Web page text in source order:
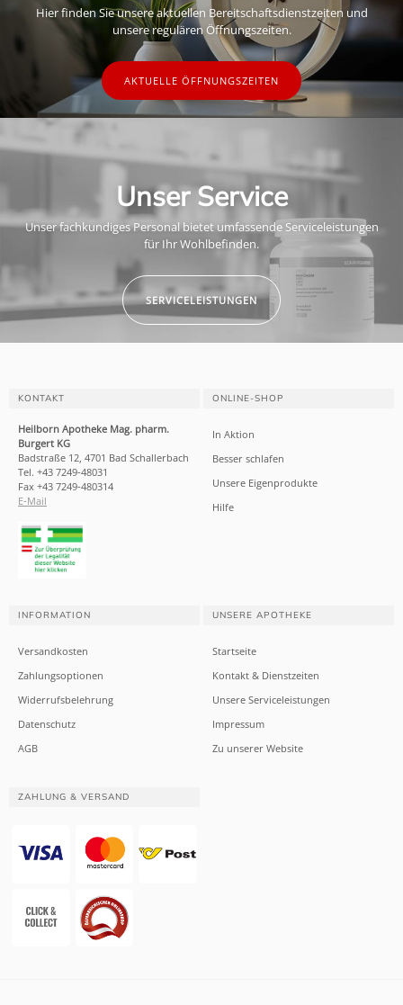
Hier finden Sie unsere aktuellen Bereitschaftsdienstzeiten und
unsere regulären Öffnungszeiten.
AKTUELLE ÖFFNUNGSZEITEN
Unser Service
Unser fachkundiges Personal bietet umfassende Serviceleistungen
für Ihr Wohlbefinden.
SERVICELEISTUNGEN
KONTAKT
Heilborn Apotheke Mag. pharm.
Burgert KG
Badstraße 12, 4701 Bad Schallerbach
Tel. +43 7249-48031
Fax +43 7249-480314
E-Mail
ONLINE-SHOP
In Aktion
Besser schlafen
Unsere Eigenprodukte
Hilfe
INFORMATION
Versandkosten
Zahlungsoptionen
Widerrufsbelehrung
Datenschutz
AGB
UNSERE APOTHEKE
Startseite
Kontakt & Dienstzeiten
Unsere Serviceleistungen
Impressum
Zu unserer Website
ZAHLUNG & VERSAND